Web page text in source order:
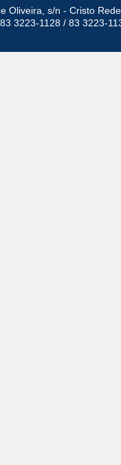
Oliveira, s/n - Cristo
3223-1128 / 83 3223-